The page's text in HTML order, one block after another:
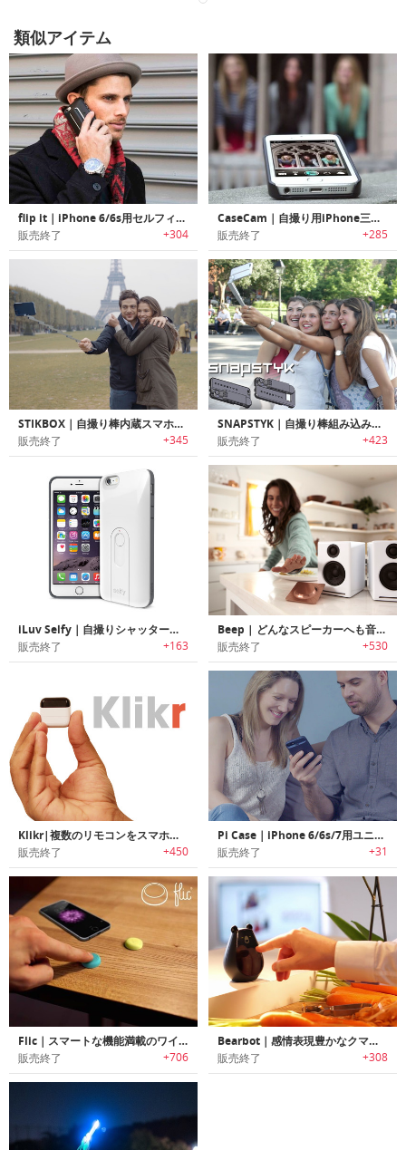
類似アイテム
flip it｜iPhone 6/6s用セルフィースティック内蔵ケース「フリップイット」
販売終了 +304
CaseCam｜自撮り用iPhone三脚ケース
販売終了 +285
STIKBOX｜自撮り棒内蔵スマホケース「スティックボックス」
販売終了 +345
SNAPSTYK｜自撮り棒組み込み型iPhoneケース「スナップスティック」
販売終了 +423
iLuv Selfy｜自撮りシャッター付きiPhone 6 & 6 Plus用保護ケース
販売終了 +163
Beep | どんなスピーカーへも音楽を再生できるコントローラー
販売終了 +530
Klikr|複数のリモコンをスマホで統合するデバイス「クリッカー」
販売終了 +450
Pi Case｜iPhone 6/6s/7用ユニバーサルリモート機能搭載スマートバッテリーケース「パイケース」
販売終了 +31
Flic｜スマートな機能満載のワイヤレスボタン
販売終了 +706
Bearbot｜感情表現豊かなクマ型スマートホームコントローラー「ベアボット」
販売終了 +308